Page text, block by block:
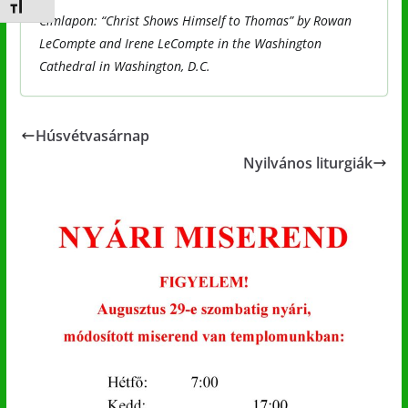
Betűméret váltása
Címlapon: “Christ Shows Himself to Thomas” by Rowan
LeCompte and Irene LeCompte in the Washington
Cathedral in Washington, D.C.
Húsvétvasárnap
Nyilvános liturgiák